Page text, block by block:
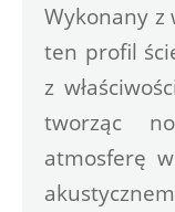
Wykonany z
ten profil
z
tworząc
atmosferę